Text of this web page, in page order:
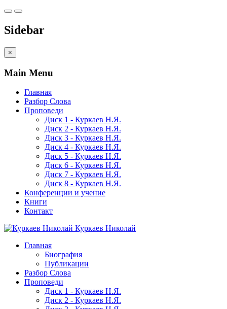
Sidebar
×
Main Menu
Главная
Разбор Слова
Проповеди
Диск 1 - Куркаев Н.Я.
Диск 2 - Куркаев Н.Я.
Диск 3 - Куркаев Н.Я.
Диск 4 - Куркаев Н.Я.
Диск 5 - Куркаев Н.Я.
Диск 6 - Куркаев Н.Я.
Диск 7 - Куркаев Н.Я.
Диск 8 - Куркаев Н.Я.
Конференции и учение
Книги
Контакт
Куркаев Николай
Главная
Биография
Публикации
Разбор Слова
Проповеди
Диск 1 - Куркаев Н.Я.
Диск 2 - Куркаев Н.Я.